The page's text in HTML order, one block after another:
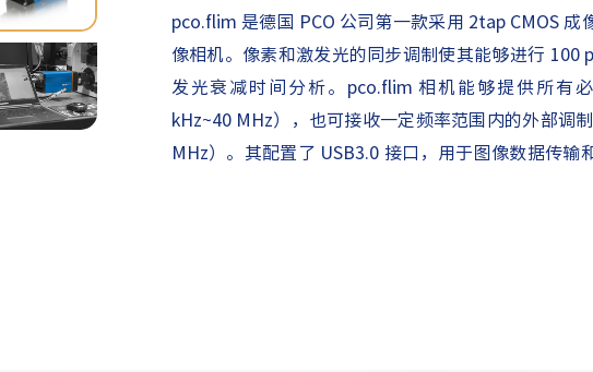
pco.flim 是德国 PCO 公司第一款采用 2tap CMOS 成
像相机。像素和激发光的同步调制使其能够进行 100
发光衰减时间分析。pco.flim 相机能够提供所有
kHz~40 MHz），也可接收一定频率范围内的外部调
MHz）。其配置了 USB3.0 接口，用于图像数据传输